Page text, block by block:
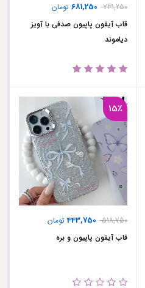
731,250
681,250 تومان
قاب آیفون پاپیون صدفی با آویز
دیاموند
15٪
518,750
443,750تومان
قاب آیفون پاپیون و بره